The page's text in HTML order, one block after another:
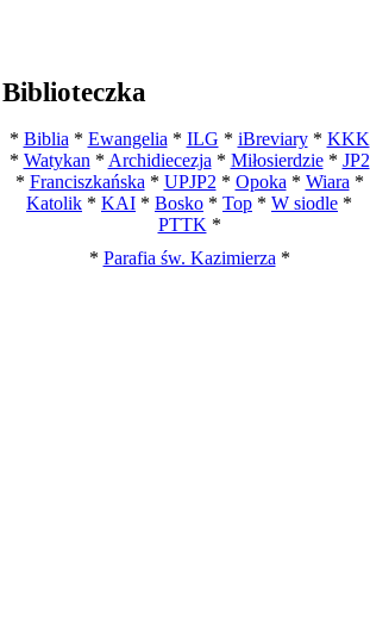
Biblioteczka
* Biblia * Ewangelia * ILG * iBreviary* KKK
* Watykan * Archidiecezja * Miłosierdzie* JP2
* Franciszkańska * UPJP2 * Opoka * Wiara *
Katolik * KAI * Bosko * Top * W siodle *
PTTK *
* Parafia św. Kazimierza *